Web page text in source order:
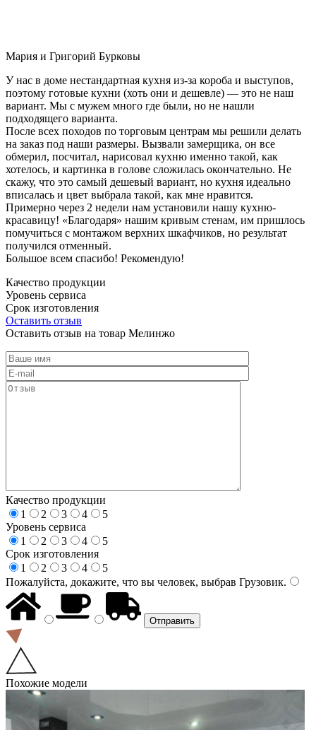
Мария и Григорий Бурковы
У нас в доме нестандартная кухня из-за короба и выступов,
поэтому готовые кухни (хоть они и дешевле) — это не наш
вариант. Мы с мужем много где были, но не нашли
подходящего варианта.
После всех походов по торговым центрам мы решили делать
на заказ под наши размеры. Вызвали замерщика, он все
обмерил, посчитал, нарисовал кухню именно такой, как
хотелось, и картинка в голове сложилась окончательно. Не
скажу, что это самый дешевый вариант, но кухня идеально
вписалась и цвет выбрала такой, как мне нравится.
Примерно через 2 недели нам установили нашу кухню-
красавицу! «Благодаря» нашим кривым стенам, им пришлось
помучиться с монтажом верхних шкафчиков, но результат
получился отменный.
Большое всем спасибо! Рекомендую!
Качество продукции
Уровень сервиса
Срок изготовления
Оставить отзыв
Оставить отзыв на товар Мелинжо
Качество продукции
1
2 3 4
5
Уровень сервиса
1
2 3 4
5
Срок изготовления
1
2 3 4
5
Пожалуйста, докажите, что вы человек, выбрав Грузовик.
Похожие модели